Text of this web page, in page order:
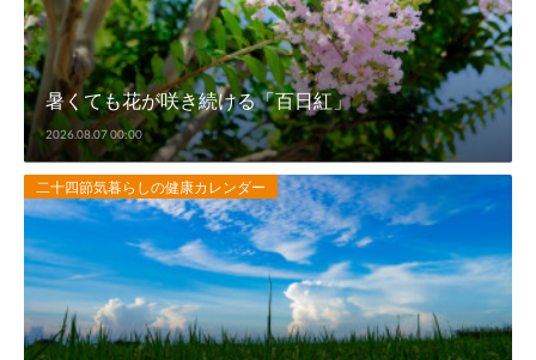
暑くても花が咲き続ける「百日紅」
2026.08.07 00:00
二十四節気暮らしの健康カレンダー